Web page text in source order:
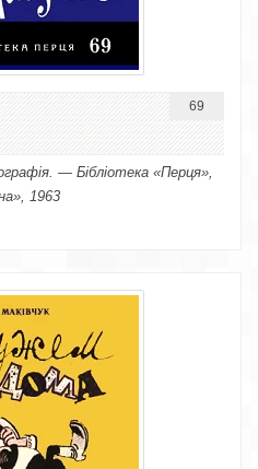
69
— Бібліотека «Перця»,
1963